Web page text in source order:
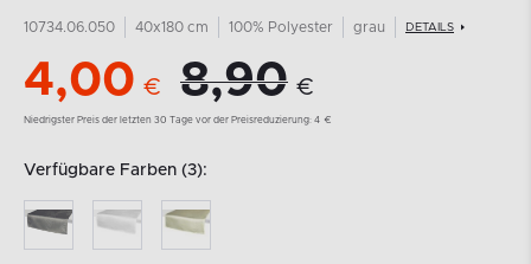
10734.06.050 40x180 cm 100% Polyester grau DETAILS
4,00 € 8,90 €
Niedrigster Preis der letzten 30 Tage vor der Preisreduzierung: 4 €
Verfügbare Farben (3):